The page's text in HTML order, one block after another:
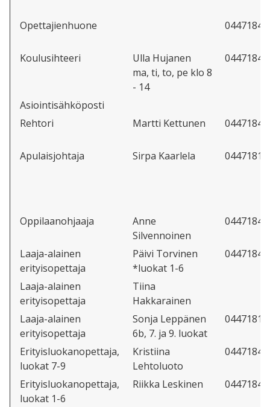
Opettajienhuone
Koulusihteeri
Ulla Hujanen
ma, ti, to, pe klo 8
- 14
Asiointisähköposti
Rehtori
Martti Kettunen
Apulaisjohtaja Sirpa Kaarlela
Oppilaanohjaaja
Anne
Silvennoinen
Laaja-alainen
erityisopettaja
Päivi Torvinen
*luokat 1-6
Laaja-alainen
erityisopettaja
Tiina
Hakkarainen
Laaja-alainen
erityisopettaja
Sonja Leppänen
6b, 7. ja 9. luokat
Erityisluokanopettaja,
luokat 7-9
Kristiina
Lehtoluoto
Erityisluokanopettaja,
luokat 1-6
Riikka Leskinen